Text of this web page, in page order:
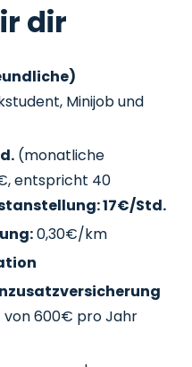
dir
Minijob und
(monatliche
entspricht 40
17€/Std.
0,30€/km
von 600€ pro Jahr